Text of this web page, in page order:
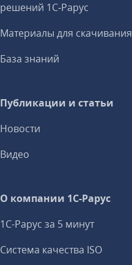
решений 1С‑Рарус
Материалы для скачивания
База знаний
Публикации и статьи
Новости
Видео
О компании 1C-Рарус
1С-Рарус за 5 минут
Система качества ISO